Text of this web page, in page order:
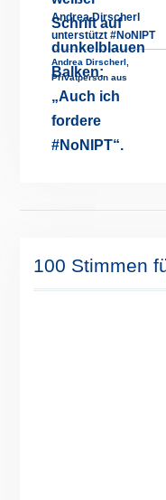
Andrea Dirscherl
unterstützt #NoNIPT
Andrea Dirscherl,
Privatperson aus
100 Stimmen